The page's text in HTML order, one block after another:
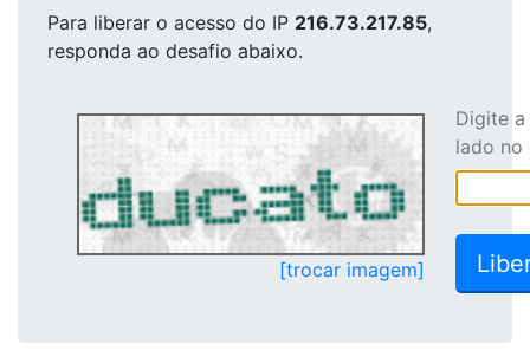
Para liberar o acesso do IP 216.73.217.85,
responda ao desafio abaixo.
[trocar imagem]
Digite
lado no